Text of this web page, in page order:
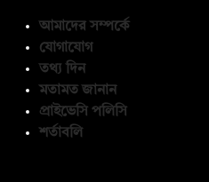
আমাদের সম্পর্কে
যোগাযোগ
তথ্য দিন
মতামত জানান
প্রাইভেসি পলিসি
শর্তাবলি